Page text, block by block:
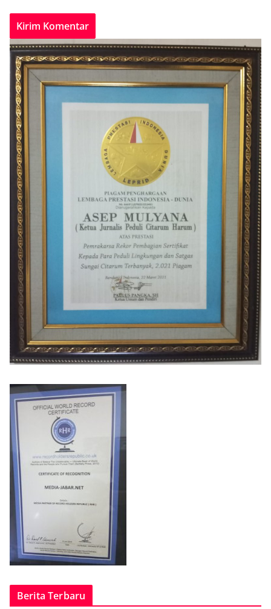
Berita Terbaru